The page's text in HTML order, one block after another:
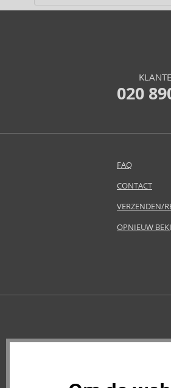
Antonio Banderas (31)
Antonio Puig (1)
Ard Al Zaafaran (6)
Aristocrazy (4)
Benetton (29)
020
FAQ
CONTACT
VERZENDEN/
OPNIEUW